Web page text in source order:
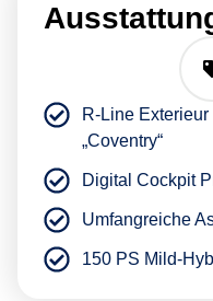
R-Line
„Coventry“
Digital Cockpit
Umfangreiche
150 PS Mild-